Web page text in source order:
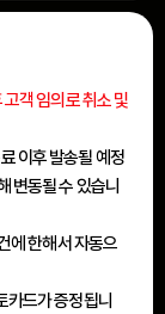
객 임의로 취소 및
이후 발송될 예정
변동될 수 있습니
에 한해서 자동으
카드가 증정됩니